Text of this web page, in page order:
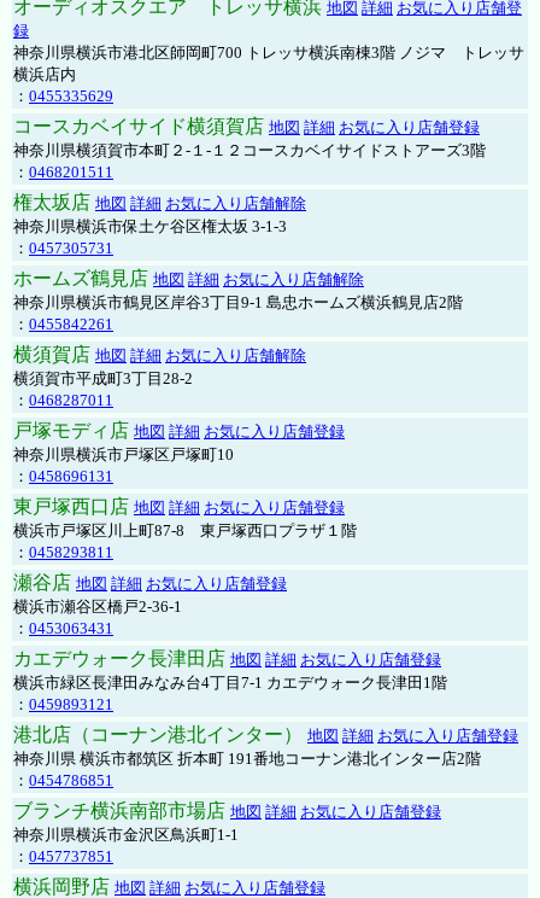
オーディオスクエア トレッサ横浜 地図 詳細 お気に入り店舗登
録
神奈川県横浜市港北区師岡町700 トレッサ横浜南棟3階 ノジマ トレッサ
横浜店内
： 0455335629
コースカベイサイド横須賀店 地図 詳細 お気に入り店舗登録
神奈川県横須賀市本町２-１-１２コースカベイサイドストアーズ3階
： 0468201511
権太坂店 地図 詳細 お気に入り店舗解除
神奈川県横浜市保土ケ谷区権太坂 3-1-3
： 0457305731
ホームズ鶴見店 地図 詳細 お気に入り店舗解除
神奈川県横浜市鶴見区岸谷3丁目9-1 島忠ホームズ横浜鶴見店2階
： 0455842261
横須賀店 地図 詳細 お気に入り店舗解除
横須賀市平成町3丁目28-2
： 0468287011
戸塚モディ店 地図 詳細 お気に入り店舗登録
神奈川県横浜市戸塚区戸塚町10
： 0458696131
東戸塚西口店 地図 詳細 お気に入り店舗登録
横浜市戸塚区川上町87-8 東戸塚西口プラザ１階
： 0458293811
瀬谷店 地図 詳細 お気に入り店舗登録
横浜市瀬谷区橋戸2-36-1
： 0453063431
カエデウォーク長津田店 地図 詳細 お気に入り店舗登録
横浜市緑区長津田みなみ台4丁目7-1 カエデウォーク長津田1階
： 0459893121
港北店（コーナン港北インター） 地図 詳細 お気に入り店舗登録
神奈川県 横浜市都筑区 折本町 191番地コーナン港北インター店2階
： 0454786851
ブランチ横浜南部市場店 地図 詳細 お気に入り店舗登録
神奈川県横浜市金沢区鳥浜町1-1
： 0457737851
横浜岡野店 地図 詳細 お気に入り店舗登録